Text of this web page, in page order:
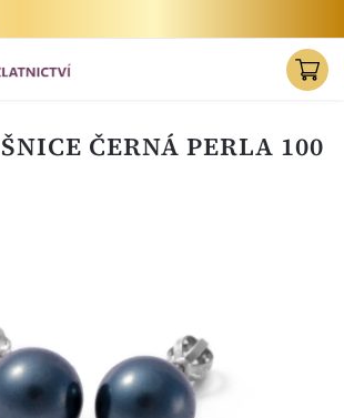
ČERNÁ PERLA 100